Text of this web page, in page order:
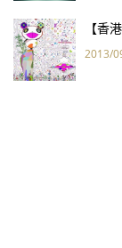
【香
2013/